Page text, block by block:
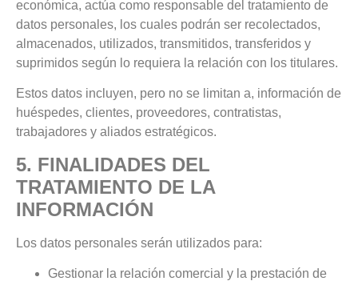
económica, actúa como responsable del tratamiento de
datos personales, los cuales podrán ser recolectados,
almacenados, utilizados, transmitidos, transferidos y
suprimidos según lo requiera la relación con los titulares.
Estos datos incluyen, pero no se limitan a, información de
huéspedes, clientes, proveedores, contratistas,
trabajadores y aliados estratégicos.
5. FINALIDADES DEL
TRATAMIENTO DE LA
INFORMACIÓN
Los datos personales serán utilizados para:
Gestionar la relación comercial y la prestación de